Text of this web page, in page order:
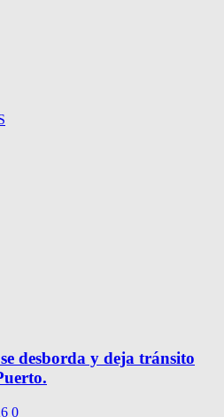
desborda y deja tránsito
0